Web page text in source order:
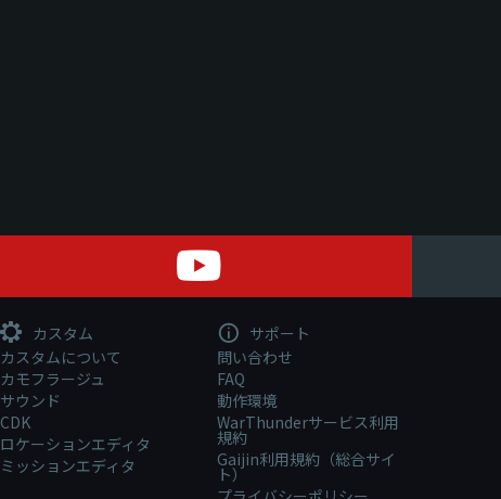
カスタム
カスタムについて
カモフラージュ
サウンド
CDK
ロケーションエディタ
ミッションエディタ
サポート
問い合わせ
FAQ
動作環境
WarThunderサービス利用
規約
Gaijin利用規約（総合サイ
ト）